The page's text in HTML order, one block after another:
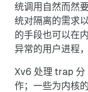
统调用自然而然
统对隔离的需求
的手段也可以在
异常的用户进程
Xv6 处理 trap 分
作；一些为内核